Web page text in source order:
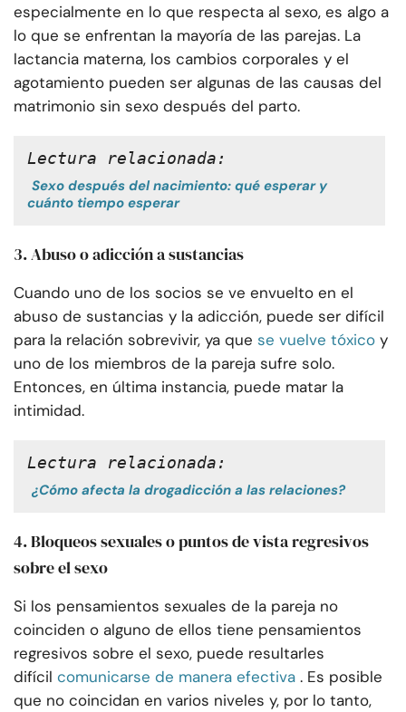
especialmente en lo que respecta al sexo, es algo a
lo que se enfrentan la mayoría de las parejas. La
lactancia materna, los cambios corporales y el
agotamiento pueden ser algunas de las causas del
matrimonio sin sexo después del parto.
Lectura relacionada:
Sexo después del nacimiento: qué esperar y
cuánto tiempo esperar
3. Abuso o adicción a sustancias
Cuando uno de los socios se ve envuelto en el
abuso de sustancias y la adicción, puede ser difícil
para la relación sobrevivir, ya que se vuelve tóxico y
uno de los miembros de la pareja sufre solo.
Entonces, en última instancia, puede matar la
intimidad.
Lectura relacionada:
¿Cómo afecta la drogadicción a las relaciones?
4. Bloqueos sexuales o puntos de vista regresivos
sobre el sexo
Si los pensamientos sexuales de la pareja no
coinciden o alguno de ellos tiene pensamientos
regresivos sobre el sexo, puede resultarles
difícil comunicarse de manera efectiva . Es posible
que no coincidan en varios niveles y, por lo tanto,